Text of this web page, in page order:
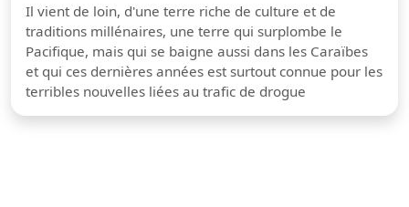
Il vient de loin, d'une terre riche de culture et de
traditions millénaires, une terre qui surplombe le
Pacifique, mais qui se baigne aussi dans les Caraïbes
et qui ces dernières années est surtout connue pour les
terribles nouvelles liées au trafic de drogue